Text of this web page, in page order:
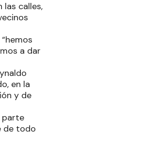
las calles,
a dar
en la
y de
parte
de todo